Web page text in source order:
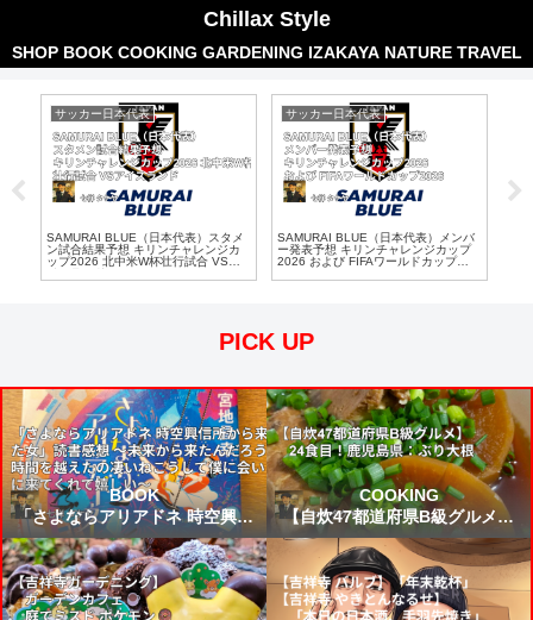
Chillax Style
SHOP BOOK COOKING GARDENING IZAKAYA NATURE TRAVEL
サッカー日本代表
SAMURAI BLUE（日本代表）スタメ
ン試合結果予想 キリンチャレンジカ
ップ2026 北中米W杯壮行試合 VSア
イスランド
サッカー日本代表
SAMURAI BLUE（日本代表）メンバ
ー発表予想 キリンチャレンジカップ
2026 および FIFAワールドカップ
PICK UP
BOOK
「さよならアリアドネ 時空興信
所から来た女」読書感想 ～未来
から来たんだろう時間を越えた
の凄いねこうして僕に会いに来
てくれて嬉しい～
COOKING
【自炊47都道府県B級グルメ】
24食目！鹿児島県：ぶり大根